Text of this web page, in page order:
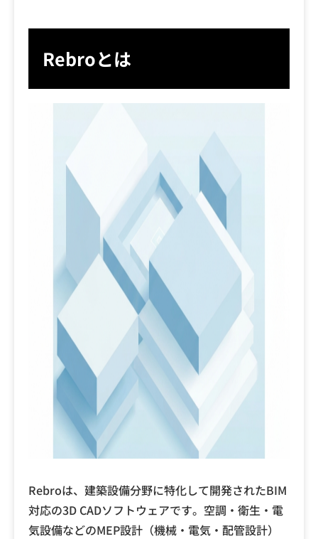
Rebroとは
Rebroは、建築設備分野に特化して開発されたBIM
対応の3D CADソフトウェアです。空調・衛生・電
気設備などのMEP設計（機械・電気・配管設計）